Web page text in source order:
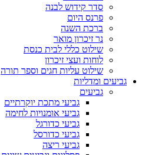
סדר קידוש לבנה
פרנס היום
ברכת השנה
נר זיכרון מואר
שילוט כללי לבית כנסת
לוחות ועצי זיכרון
שילוט עליות חגים וספר תורה
גביעים ומדליות
גביעים
גביעי מתכת יוקרתיים
גביעי אומנויות לחימה
גביעי כדורגל
גביעי כדורסל
גביעי ריצה